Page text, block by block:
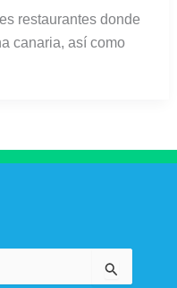
restaurantes donde
canaria, así como